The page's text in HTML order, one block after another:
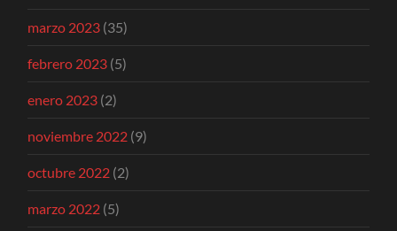
marzo 2023 (35)
febrero 2023 (5)
enero 2023 (2)
noviembre 2022 (9)
octubre 2022 (2)
marzo 2022 (5)